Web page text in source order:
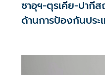
ซาอุฯ-ตุรเคีย-ปากี
ด้านการป้องกันประ